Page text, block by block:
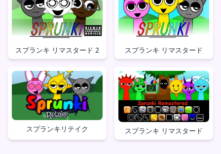
スプランキ リマスタード 2 スプランキ リマスタード
スプランキリテイク スプランキ リマスタード